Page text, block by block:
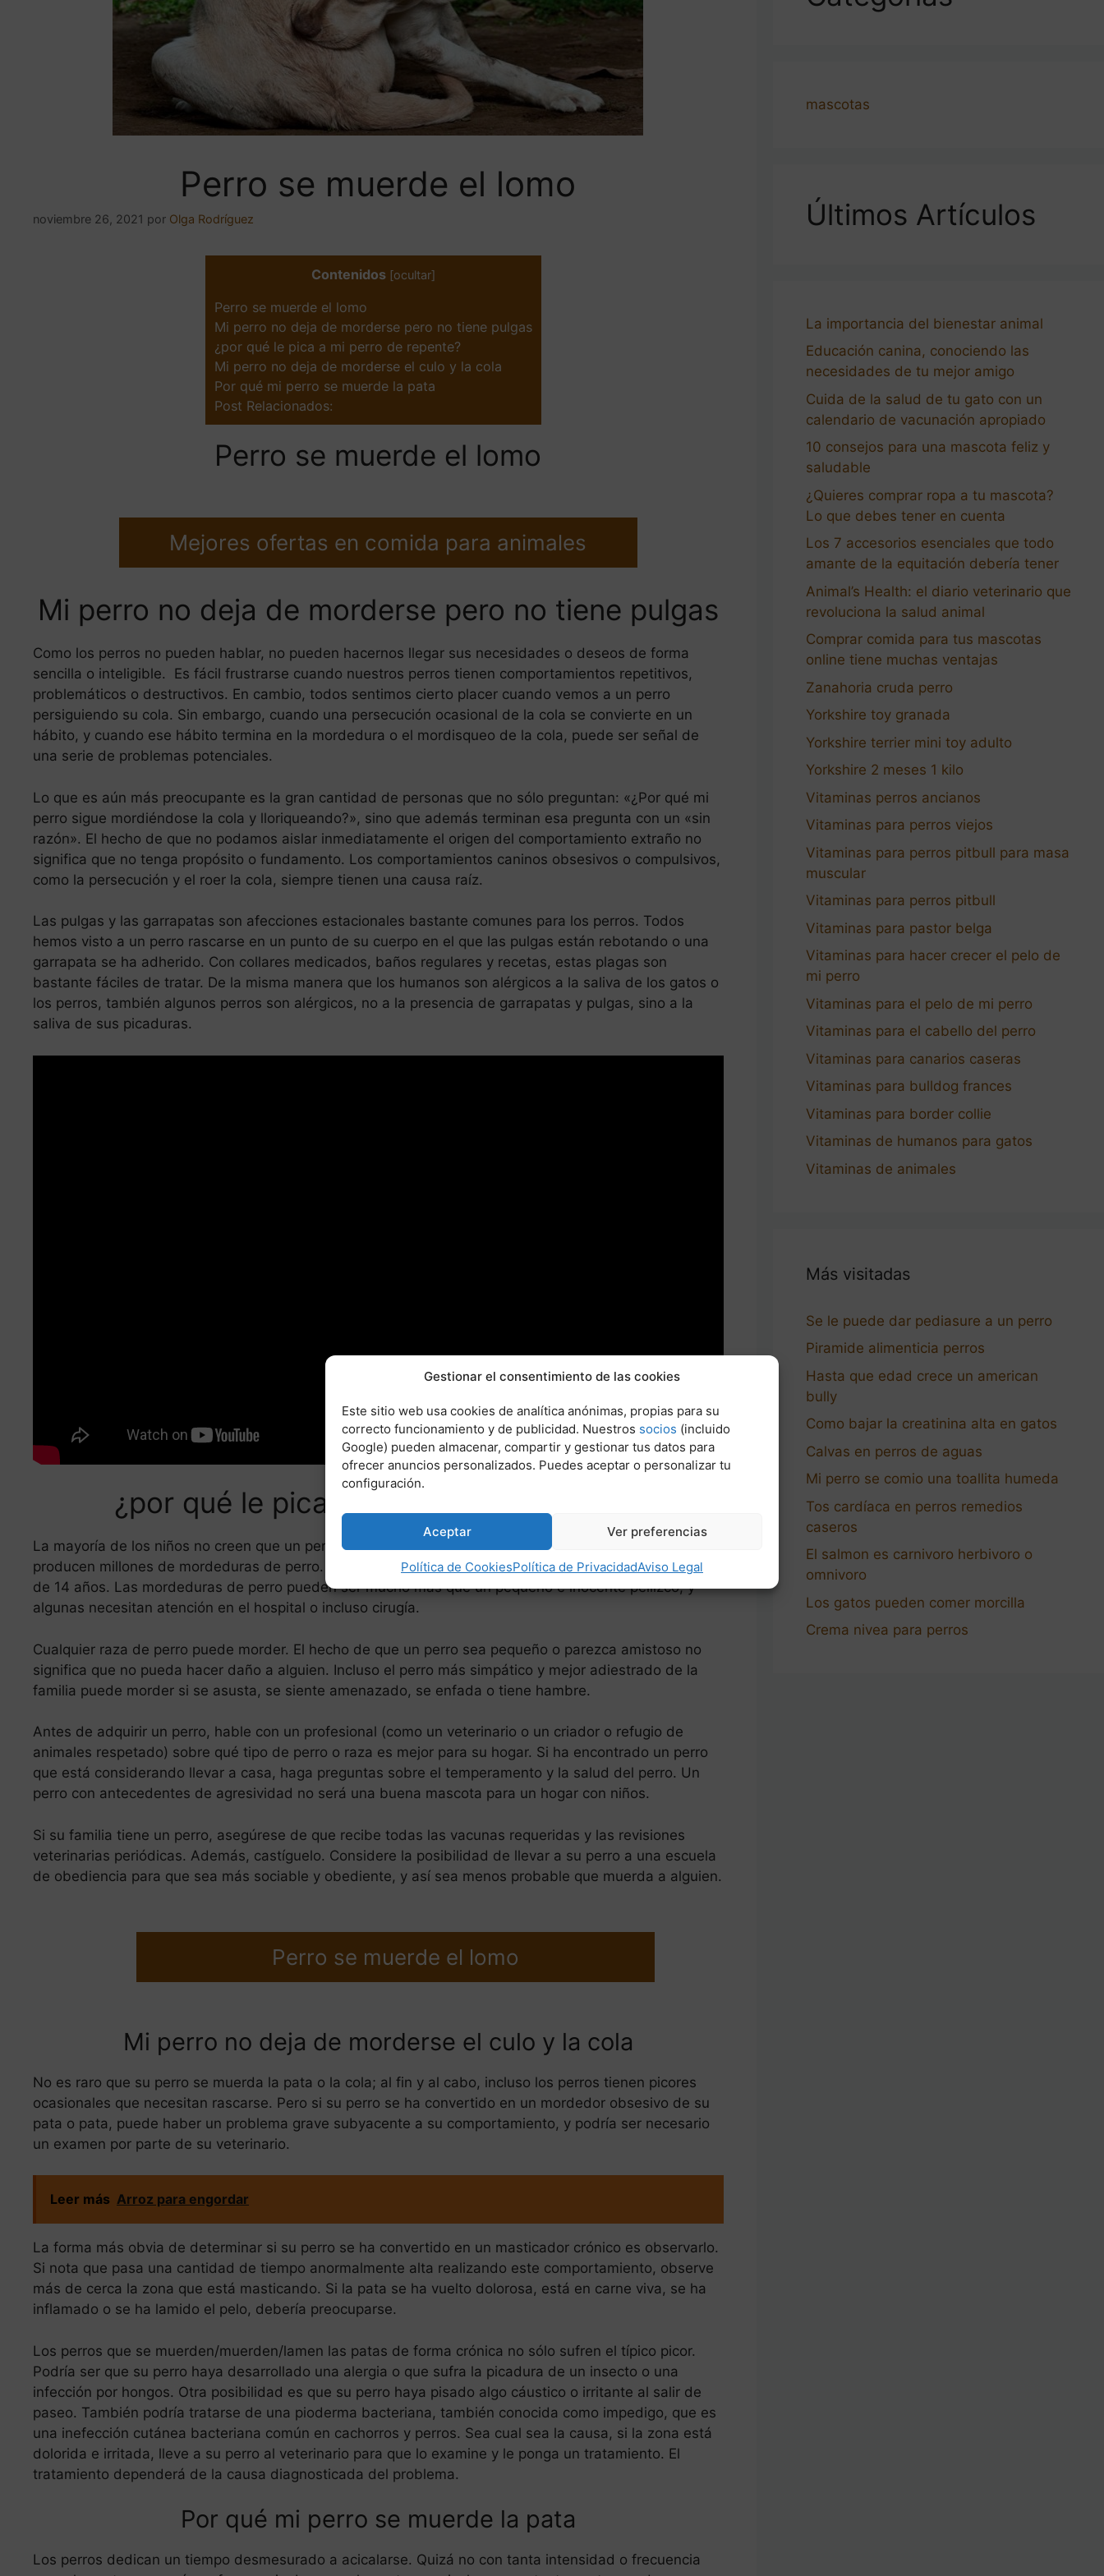
Gestionar el consentimiento de las cookies
Este sitio web usa cookies de analítica anónimas, propias para su
correcto funcionamiento y de publicidad. Nuestros socios (incluido
Google) pueden almacenar, compartir y gestionar tus datos para
ofrecer anuncios personalizados. Puedes aceptar o personalizar tu
configuración.
Aceptar Ver preferencias
Política de CookiesPolítica de PrivacidadAviso Legal
Perro se muerde el lomo
noviembre 26, 2021 por Olga Rodríguez
Contenidos [ocultar]
Perro se muerde el lomo
Mi perro no deja de morderse pero no tiene pulgas
¿por qué le pica a mi perro de repente?
Mi perro no deja de morderse el culo y la cola
Por qué mi perro se muerde la pata
Post Relacionados:
Perro se muerde el lomo
Mejores ofertas en comida para animales
Mi perro no deja de morderse pero no tiene pulgas
Como los perros no pueden hablar, no pueden hacernos llegar sus necesidades o deseos de forma
sencilla o inteligible. Es fácil frustrarse cuando nuestros perros tienen comportamientos repetitivos,
problemáticos o destructivos. En cambio, todos sentimos cierto placer cuando vemos a un perro
persiguiendo su cola. Sin embargo, cuando una persecución ocasional de la cola se convierte en un
hábito, y cuando ese hábito termina en la mordedura o el mordisqueo de la cola, puede ser señal de
una serie de problemas potenciales.
Lo que es aún más preocupante es la gran cantidad de personas que no sólo preguntan: «¿Por qué mi
perro sigue mordiéndose la cola y lloriqueando?», sino que además terminan esa pregunta con un «sin
razón». El hecho de que no podamos aislar inmediatamente el origen del comportamiento extraño no
significa que no tenga propósito o fundamento. Los comportamientos caninos obsesivos o compulsivos,
como la persecución y el roer la cola, siempre tienen una causa raíz.
Las pulgas y las garrapatas son afecciones estacionales bastante comunes para los perros. Todos
hemos visto a un perro rascarse en un punto de su cuerpo en el que las pulgas están rebotando o una
garrapata se ha adherido. Con collares medicados, baños regulares y recetas, estas plagas son
bastante fáciles de tratar. De la misma manera que los humanos son alérgicos a la saliva de los gatos o
los perros, también algunos perros son alérgicos, no a la presencia de garrapatas y pulgas, sino a la
saliva de sus picaduras.
¿por qué le pica a mi perro de repente?
La mayoría de los niños no creen que un perro mimoso pueda hacerles daño. Pero cada año se
producen millones de mordeduras de perro. La mayoría de los niños mordidos por perros son menores
de 14 años. Las mordeduras de perro pueden ser mucho más que un pequeño e inocente pellizco, y
algunas necesitan atención en el hospital o incluso cirugía.
Cualquier raza de perro puede morder. El hecho de que un perro sea pequeño o parezca amistoso no
significa que no pueda hacer daño a alguien. Incluso el perro más simpático y mejor adiestrado de la
familia puede morder si se asusta, se siente amenazado, se enfada o tiene hambre.
Antes de adquirir un perro, hable con un profesional (como un veterinario o un criador o refugio de
animales respetado) sobre qué tipo de perro o raza es mejor para su hogar. Si ha encontrado un perro
que está considerando llevar a casa, haga preguntas sobre el temperamento y la salud del perro. Un
perro con antecedentes de agresividad no será una buena mascota para un hogar con niños.
Si su familia tiene un perro, asegúrese de que recibe todas las vacunas requeridas y las revisiones
veterinarias periódicas. Además, castíguelo. Considere la posibilidad de llevar a su perro a una escuela
de obediencia para que sea más sociable y obediente, y así sea menos probable que muerda a alguien.
Perro se muerde el lomo
Mi perro no deja de morderse el culo y la cola
No es raro que su perro se muerda la pata o la cola; al fin y al cabo, incluso los perros tienen picores
ocasionales que necesitan rascarse. Pero si su perro se ha convertido en un mordedor obsesivo de su
pata o pata, puede haber un problema grave subyacente a su comportamiento, y podría ser necesario
un examen por parte de su veterinario.
Leer más Arroz para engordar
La forma más obvia de determinar si su perro se ha convertido en un masticador crónico es observarlo.
Si nota que pasa una cantidad de tiempo anormalmente alta realizando este comportamiento, observe
más de cerca la zona que está masticando. Si la pata se ha vuelto dolorosa, está en carne viva, se ha
inflamado o se ha lamido el pelo, debería preocuparse.
Los perros que se muerden/muerden/lamen las patas de forma crónica no sólo sufren el típico picor.
Podría ser que su perro haya desarrollado una alergia o que sufra la picadura de un insecto o una
infección por hongos. Otra posibilidad es que su perro haya pisado algo cáustico o irritante al salir de
paseo. También podría tratarse de una pioderma bacteriana, también conocida como impedigo, que es
una inefección cutánea bacteriana común en cachorros y perros. Sea cual sea la causa, si la zona está
dolorida e irritada, lleve a su perro al veterinario para que lo examine y le ponga un tratamiento. El
tratamiento dependerá de la causa diagnosticada del problema.
Por qué mi perro se muerde la pata
Los perros dedican un tiempo desmesurado a acicalarse. Quizá no con tanta intensidad o frecuencia
mascotas
Últimos Artículos
La importancia del bienestar animal
Educación canina, conociendo las
necesidades de tu mejor amigo
Cuida de la salud de tu gato con un
calendario de vacunación apropiado
10 consejos para una mascota feliz y
saludable
¿Quieres comprar ropa a tu mascota?
Lo que debes tener en cuenta
Los 7 accesorios esenciales que todo
amante de la equitación debería tener
Animal’s Health: el diario veterinario que
revoluciona la salud animal
Comprar comida para tus mascotas
online tiene muchas ventajas
Zanahoria cruda perro
Yorkshire toy granada
Yorkshire terrier mini toy adulto
Yorkshire 2 meses 1 kilo
Vitaminas perros ancianos
Vitaminas para perros viejos
Vitaminas para perros pitbull para masa
muscular
Vitaminas para perros pitbull
Vitaminas para pastor belga
Vitaminas para hacer crecer el pelo de
mi perro
Vitaminas para el pelo de mi perro
Vitaminas para el cabello del perro
Vitaminas para canarios caseras
Vitaminas para bulldog frances
Vitaminas para border collie
Vitaminas de humanos para gatos
Vitaminas de animales
Más visitadas
Se le puede dar pediasure a un perro
Piramide alimenticia perros
Hasta que edad crece un american
bully
Como bajar la creatinina alta en gatos
Calvas en perros de aguas
Mi perro se comio una toallita humeda
Tos cardíaca en perros remedios
caseros
El salmon es carnivoro herbivoro o
omnivoro
Los gatos pueden comer morcilla
Crema nivea para perros